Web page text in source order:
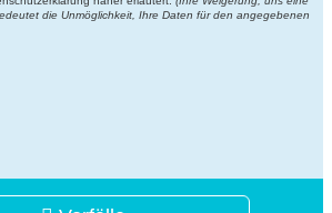
die Unmöglichkeit, Ihre Daten für den angegebenen